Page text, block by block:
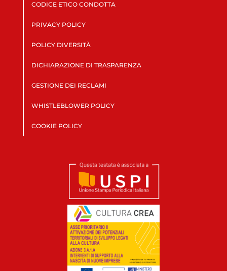
CODICE ETICO CONDOTTA
PRIVACY POLICY
POLICY DIVERSITÀ
DICHIARAZIONE DI TRASPARENZA
GESTIONE DEI RECLAMI
WHISTLEBLOWER POLICY
COOKIE POLICY